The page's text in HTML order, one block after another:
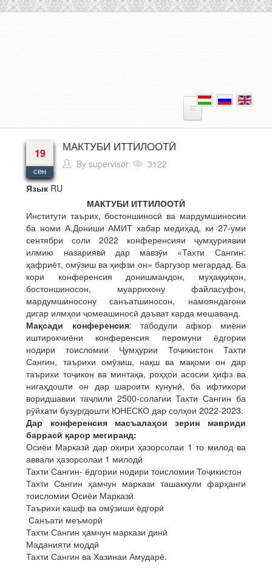
19
сен
МАКТУБИ ИТТИЛООТӢ
Bysupervisor
3122
Язык RU
МАКТУБИ ИТТИЛООТӢ
Институти таърих, бостоншиносӣ ва мардумшиносии
ба номи А.Дониши АМИТ хабар медиҳад, ки 27-уми
сентябри соли 2022 конференсияи ҷумҳуриявии
илмию назариявӣ дар мавзӯи «Тахти Сангин:
ҳафриёт, омӯзиш ва ҳифзи он» баргузор мегардад. Ба
кори конференсия донишмандон, муҳаққиқон,
бостоншиносон, муаррихону файласуфон,
мардумшиносону санъатшиносон, намояндагони
дигар илмҳои ҷомеашиносӣ даъват карда мешаванд.
Мақсади конференсия: табодули афкор миёни
иштирокчиёни конференсия перомуни ёдгории
нодири тоисломии Ҷумҳурии Тоҷикистон Тахти
Сангин, таърихи омӯзиш, нақш ва мақоми он дар
таърихи тоҷикон ва минтақа, роҳҳои асосии ҳифз ва
нигаҳдошти он дар шароити кунунӣ, ба ифтихори
воридшавии таҷлили 2500-солагии Тахти Сангин ба
рӯйхати бузургдошти ЮНЕСКО дар солҳои 2022-2023.
Дар конференсия масъалаҳои зерин мавриди
баррасӣ қарор мегиранд:
Осиёи Марказӣ дар охири ҳазорсолаи 1 то милод ва
аввали ҳазорсолаи 1 милодӣ
Тахти Сангин- ёдгории нодири тоисломии Тоҷикистон
Тахти Сангин ҳамчун маркази ташаккули фарҳанги
тоисломии Осиёи Марказӣ
Таърихи кашф ва омӯзиши ёдгорӣ
Санъати меъморӣ
Тахти Сангин ҳамчун маркази динӣ
Маданияти моддӣ
Тахти Сангин ва Хазинаи Амударё.